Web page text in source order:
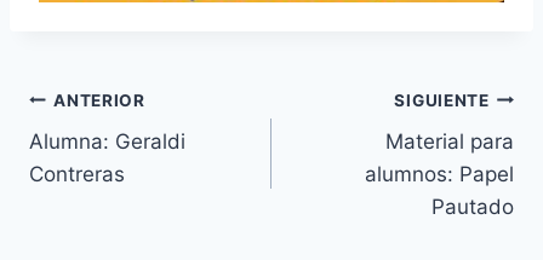
Navegación
de
ANTERIOR
Alumna: Geraldi
Contreras
SIGUIENTE
Material para
alumnos: Papel
Pautado